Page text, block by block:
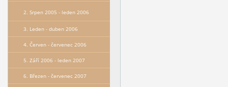
2. Srpen 2005 - leden 2006
3. Leden - duben 2006
4. Červen - červenec 2006
5. Září 2006 - leden 2007
6. Březen - červenec 2007